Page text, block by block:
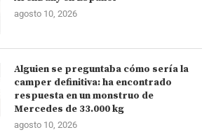
agosto 10, 2026
Alguien se preguntaba cómo sería la
camper definitiva: ha encontrado
respuesta en un monstruo de
Mercedes de 33.000 kg
agosto 10, 2026